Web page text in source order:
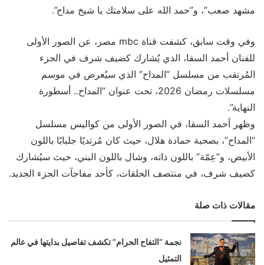
مشهد صعب”، و”حمد الله على سلامتك يا شيخ مداح”.
وفي وقت سابق، كشفت قناة mbc مصر، عن الصور الأولى
للفنان أحمد السقا، الذي يُشارك كضيف شرف في الجزء
المُرتقب من مسلسل “المداح” الذي سيُعرض في موسم
مسلسلات رمضان 2026، تحت عنوان “المداح.. أسطورة
النهاية”.
وظهر أحمد السقا، في الصور الأولى من كواليس مسلسل
“المداح”، بصحبة حمادة هلال، حيث كان مُرتديًا جلبابًا باللون
الأبيض، و”عِمّة” باللون ذاته، وشال باللون البني، حيث سيُشارك
كضيف شرف، في منتصف الحلقات، كأحد مفاجآت الجزء الجديد.
مقالات ذات صلة
نجمة “التفاح الحرام” تكشف تفاصيل بدايتها في عالم
التمثيل